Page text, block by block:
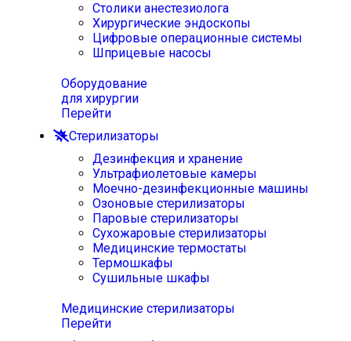
Столики анестезиолога
Хирургические эндоскопы
Цифровые операционные системы
Шприцевые насосы
Оборудование
для хирургии
Перейти
Стерилизаторы
Дезинфекция и хранение
Ультрафиолетовые камеры
Моечно-дезинфекционные машины
Озоновые стерилизаторы
Паровые стерилизаторы
Сухожаровые стерилизаторы
Медицинские термостаты
Термошкафы
Сушильные шкафы
Медицинские стерилизаторы
Перейти